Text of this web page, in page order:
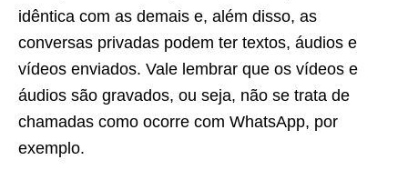
idêntica com as demais e, além disso, as
conversas privadas podem ter textos, áudios e
vídeos enviados. Vale lembrar que os vídeos e
áudios são gravados, ou seja, não se trata de
chamadas como ocorre com WhatsApp, por
exemplo.